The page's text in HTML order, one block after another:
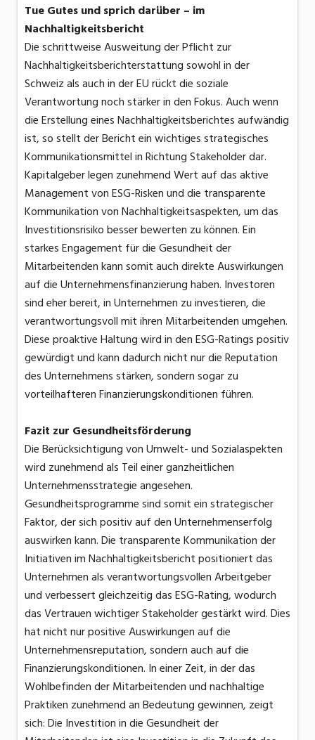
Tue Gutes und sprich darüber – im
Nachhaltigkeitsbericht
Die schrittweise Ausweitung der Pflicht zur
Nachhaltigkeitsberichterstattung sowohl in der
Schweiz als auch in der EU rückt die soziale
Verantwortung noch stärker in den Fokus. Auch wenn
die Erstellung eines Nachhaltigkeitsberichtes aufwändig
ist, so stellt der Bericht ein wichtiges strategisches
Kommunikationsmittel in Richtung Stakeholder dar.
Kapitalgeber legen zunehmend Wert auf das aktive
Management von ESG-Risken und die transparente
Kommunikation von Nachhaltigkeitsaspekten, um das
Investitionsrisiko besser bewerten zu können. Ein
starkes Engagement für die Gesundheit der
Mitarbeitenden kann somit auch direkte Auswirkungen
auf die Unternehmensfinanzierung haben. Investoren
sind eher bereit, in Unternehmen zu investieren, die
verantwortungsvoll mit ihren Mitarbeitenden umgehen.
Diese proaktive Haltung wird in den ESG-Ratings positiv
gewürdigt und kann dadurch nicht nur die Reputation
des Unternehmens stärken, sondern sogar zu
vorteilhafteren Finanzierungskonditionen führen.
Fazit zur Gesundheitsförderung
Die Berücksichtigung von Umwelt- und Sozialaspekten
wird zunehmend als Teil einer ganzheitlichen
Unternehmensstrategie angesehen.
Gesundheitsprogramme sind somit ein strategischer
Faktor, der sich positiv auf den Unternehmenserfolg
auswirken kann. Die transparente Kommunikation der
Initiativen im Nachhaltigkeitsbericht positioniert das
Unternehmen als verantwortungsvollen Arbeitgeber
und verbessert gleichzeitig das ESG-Rating, wodurch
das Vertrauen wichtiger Stakeholder gestärkt wird. Dies
hat nicht nur positive Auswirkungen auf die
Unternehmensreputation, sondern auch auf die
Finanzierungskonditionen. In einer Zeit, in der das
Wohlbefinden der Mitarbeitenden und nachhaltige
Praktiken zunehmend an Bedeutung gewinnen, zeigt
sich: Die Investition in die Gesundheit der